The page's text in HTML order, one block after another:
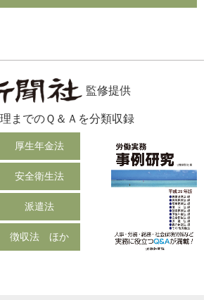
監修提供
までのＱ＆Ａを分類収録
厚生年金法
安全衛生法
派遣法
徴収法 ほか